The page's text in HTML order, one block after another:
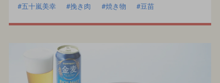
五十嵐美幸 挽き肉 焼き物 豆苗